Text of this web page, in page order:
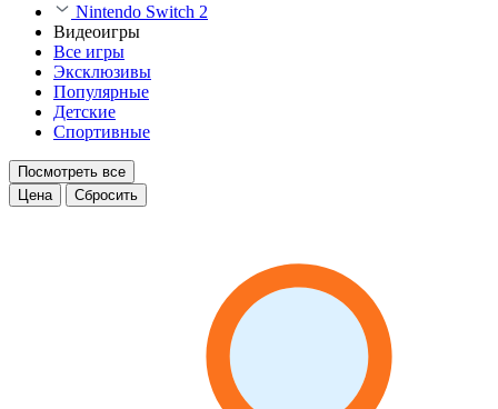
Nintendo Switch 2
Видеоигры
Все игры
Эксклюзивы
Популярные
Детские
Спортивные
Посмотреть все
Цена
Сбросить